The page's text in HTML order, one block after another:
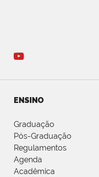
ENSINO
Graduação
Pós-Graduação
Regulamentos
Agenda
Acadêmica